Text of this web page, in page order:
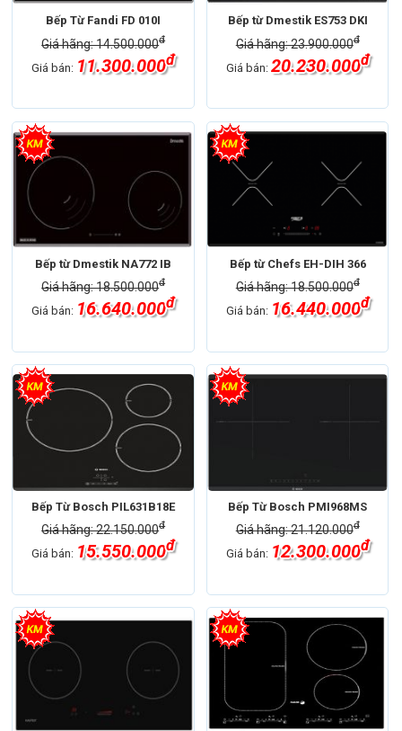
Bếp Từ Fandi FD 010I
Giá hãng: 14.500.000đ
Giá bán: 11.300.000đ
Bếp từ Dmestik ES753 DKI
Giá hãng: 23.900.000đ
Giá bán: 20.230.000đ
Bếp từ Dmestik NA772 IB
Giá hãng: 18.500.000đ
Giá bán: 16.640.000đ
Bếp từ Chefs EH-DIH 366
Giá hãng: 18.500.000đ
Giá bán: 16.440.000đ
Bếp Từ Bosch PIL631B18E
Giá hãng: 22.150.000đ
Giá bán: 15.550.000đ
Bếp Từ Bosch PMI968MS
Giá hãng: 21.120.000đ
Giá bán: 12.300.000đ